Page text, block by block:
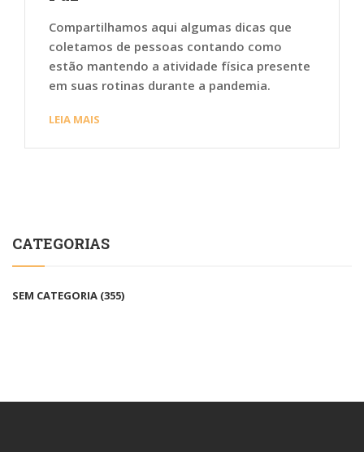
Compartilhamos aqui algumas dicas que
coletamos de pessoas contando como
estão mantendo a atividade física presente
em suas rotinas durante a pandemia.
LEIA MAIS
CATEGORIAS
SEM CATEGORIA (355)